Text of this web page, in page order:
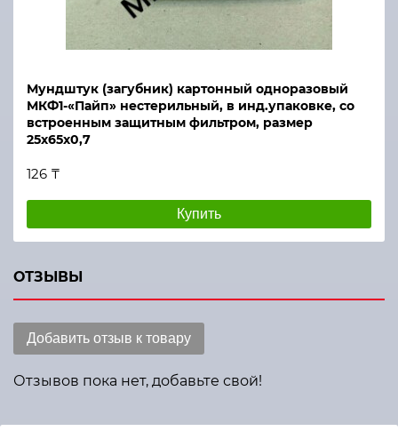
Мундштук (загубник) картонный одноразовый
МКФ1-«Пайп» нестерильный, в инд.упаковке, со
встроенным защитным фильтром, размер
25х65х0,7
126 ₸
Купить
ОТЗЫВЫ
Добавить отзыв к товару
Отзывов пока нет, добавьте свой!